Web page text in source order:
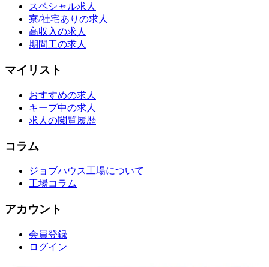
スペシャル求人
寮/社宅ありの求人
高収入の求人
期間工の求人
マイリスト
おすすめの求人
キープ中の求人
求人の閲覧履歴
コラム
ジョブハウス工場について
工場コラム
アカウント
会員登録
ログイン